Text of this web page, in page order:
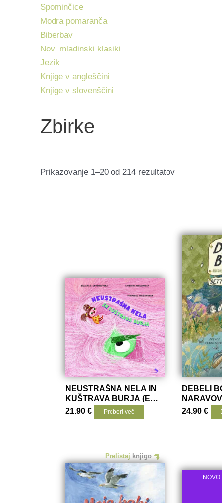
Spominčice
Modra pomaranča
Biberbav
Novi mladinski klasiki
Jezik
Knjige v angleščini
Knjige v slovenščini
Zbirke
Prikazovanje 1–20 od 214 rezultatovRazvrščeno
NEUSTRAŠNA NELA IN
KUŠTRAVA BURJA (E-
KNJIGA)
21.90€ Preberi več
DEBELI
24.90€
Prelistaj knjigo
NOVO